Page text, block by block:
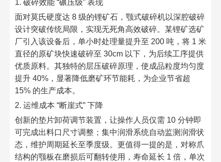
1. 破碎效能 “碾压级” 表现
面对莫氏硬度达 8 级的锂矿石，颚式破碎机以深腔破碎
设计突破传统局限，实现无死角高效破碎。某锂矿选矿
厂引入该设备后，单小时处理量提升至 200 吨，将 1 米
直径的原矿块快速破碎至 30cm 以下，为后续工序提供
优质原料。其独特的层压破碎原理，使成品粒度均匀度
提升 40%，显著降低磨矿环节能耗，为企业节省超
15% 的生产成本。
2. 运维成本 “断崖式” 下降
创新的垫片卸荷调节装置，让操作人员仅需 10 分钟即
可完成出料口尺寸调整；集中润滑系统自动监测润滑状
态，维护周期延长至季度级。更值得一提的是，对称爪
结构的颚板在磨损后可翻转使用，寿命延长 1 倍，单次